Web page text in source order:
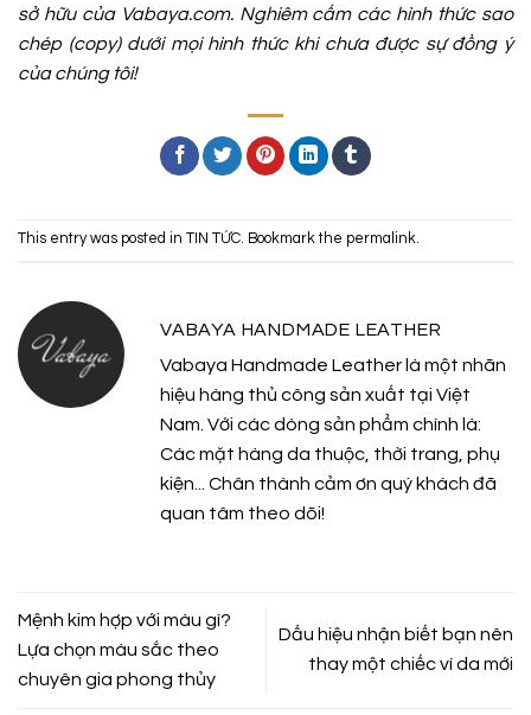
sở hữu của Vabaya.com. Nghiêm cấm các hình thức sao
chép (copy) dưới mọi hình thức khi chưa được sự đồng ý
của chúng tôi!
This entry was posted in TIN TỨC. Bookmark the permalink.
VABAYA HANDMADE LEATHER
Vabaya Handmade Leather là một nhãn
hiệu hàng thủ công sản xuất tại Việt
Nam. Với các dòng sản phẩm chính là:
Các mặt hàng da thuộc, thời trang, phụ
kiện... Chân thành cảm ơn quý khách đã
quan tâm theo dõi!
Mệnh kim hợp với màu gì?
Lựa chọn màu sắc theo
chuyên gia phong thủy
Dấu hiệu nhận biết bạn nên
thay một chiếc ví da mới